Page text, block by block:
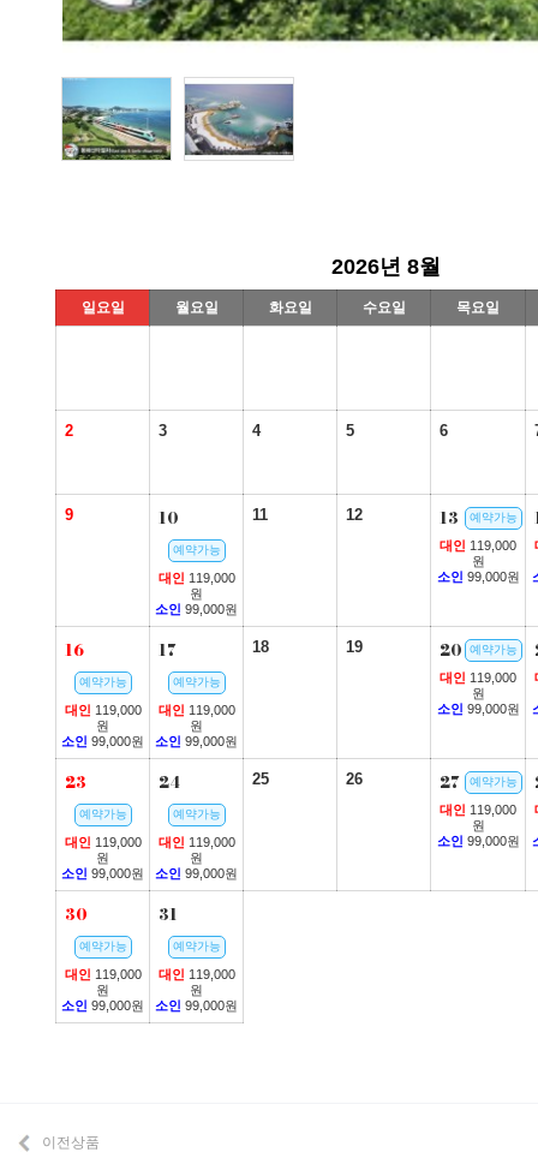
2026년 8월
일요일 월요일 화요일 수요일 목요일
2 3 4 5 6
9 10
예약가능
대인 119,000
원
소인 99,000원
11 12 13 예약가능
대인 119,000
원
소인 99,000원
16
예약가능
대인 119,000
원
소인 99,000원
17
예약가능
대인 119,000
원
소인 99,000원
18 19 20 예약가능
대인 119,000
원
소인 99,000원
23
예약가능
대인 119,000
원
소인 99,000원
24
예약가능
대인 119,000
원
소인 99,000원
25 26 27 예약가능
대인 119,000
원
소인 99,000원
30
예약가능
대인 119,000
원
소인 99,000원
31
예약가능
대인 119,000
원
소인 99,000원
이전상품